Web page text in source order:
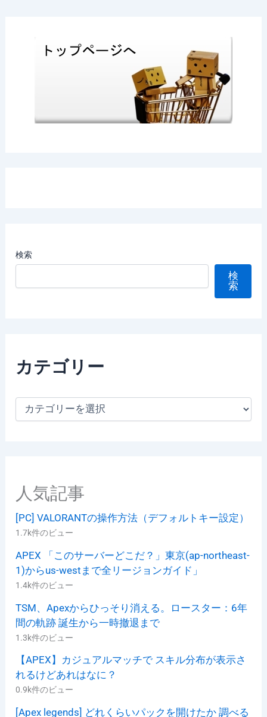
検索
検
索
カテゴリー
人気記事
[PC] VALORANTの操作方法（デフォルトキー設定）
1.7k件のビュー
APEX 「このサーバーどこだ？」東京(ap-northeast-
1)からus-westまで全リージョンガイド」
1.4k件のビュー
TSM、Apexからひっそり消える。ロースター：6年
間の軌跡 誕生から一時撤退まで
1.3k件のビュー
【APEX】カジュアルマッチで スキル分布が表示さ
れるけどあれはなに？
0.9k件のビュー
[Apex legends] どれくらいパックを開けたか 調べる